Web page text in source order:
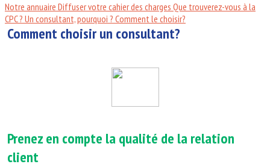
Notre annuaire Diffuser votre cahier des charges Que trouverez-vous à la
CPC ? Un consultant, pourquoi ? Comment le choisir?
Comment choisir un consultant?
Prenez en compte la qualité de la relation
client